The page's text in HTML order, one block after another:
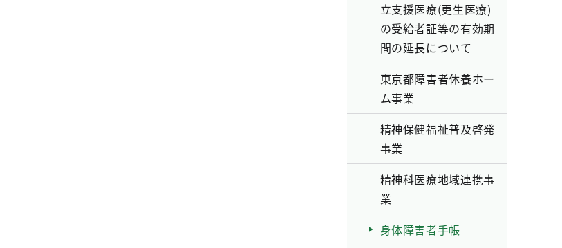
立支援医療(更生医療)
の受給者証等の有効期
間の延長について
東京都障害者休養ホー
ム事業
精神保健福祉普及啓発
事業
精神科医療地域連携事
業
身体障害者手帳